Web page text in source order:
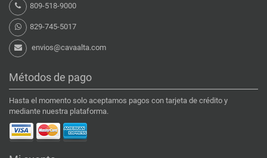
809-518-9000
829-745-5017
envios@cavaalta.com
Métodos de pago
Hasta el momento solo aceptamos pagos con tarjeta de crédito y
mediante nuestra plataforma.